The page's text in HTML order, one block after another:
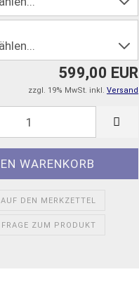
599,00 EUR
zzgl. 19% MwSt. inkl. Versand
AUF DEN MERKZETTEL
FRAGE ZUM PRODUKT